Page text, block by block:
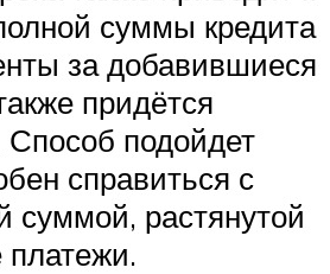
суммы кредита
за добавившиеся
придётся
подойдет
справиться с
суммой, растянутой
платежи.